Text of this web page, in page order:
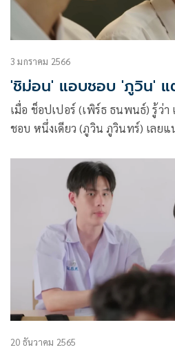
3 มกราคม 2566
'ชิม่อน' แอบชอบ 'ภูวิน' แ
เมื่อ ช็อปเปอร์ (เพิร์ธ ธนพนธ์) รู้ว่
ชอบ หนึ่งเดียว (ภูวิน ภูวินทร์) เลย
วิชญ์) มากขึ้นเรื่อยๆ
20 ธันวาคม 2565